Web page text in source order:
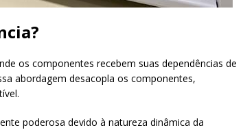
os componentes recebem suas dependências de
abordagem desacopla os componentes,
poderosa devido à natureza dinâmica da